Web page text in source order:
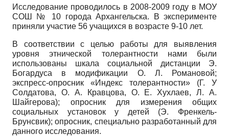
Исследование проводилось в 2008-2009 году в МОУ
СОШ № 10 города Ар­хангельска. В эксперименте
приняли участие 56 учащихся в возрасте 9-10 лет.
В соответствии с целью работы для выявления
уровня этнической толе­рантности нами были
использованы шкала социальной дистанции Э.
Богар­дуса в модификации О. Л. Романовой;
экспресс-опросник «Индекс толерант­ности» (Г. У
Солдатова, О. А. Кравцова, О. Е. Хухлаев, Л. А.
Шайгерова); опросник для измерения общих
социальных установок у детей (Э. Френкель-
Брунсвик); опросник, специально разработанный для
данного исследования.